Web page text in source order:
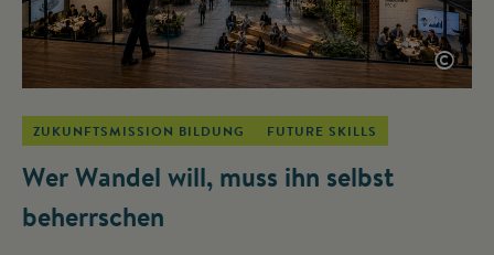
©
ZUKUNFTSMISSION BILDUNG FUTURE SKILLS
Wer Wandel will, muss ihn selbst
beherrschen